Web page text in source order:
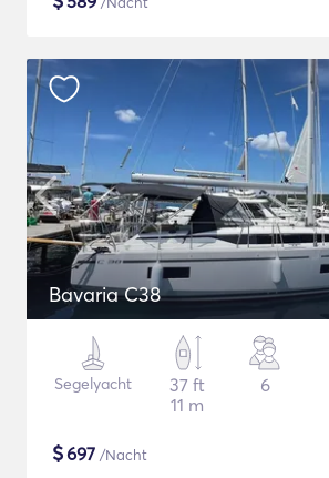
Bavaria C38
Segelyacht
37 ft
11 m
6
$697 /Nacht